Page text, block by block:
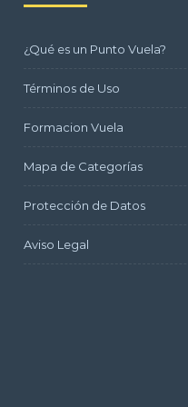
¿Qué es un Punto Vuela?
Términos de Uso
Formacion Vuela
Mapa de Categorías
Protección de Datos
Aviso Legal